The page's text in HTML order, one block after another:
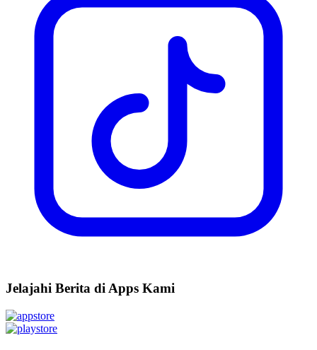
Jelajahi Berita di Apps Kami